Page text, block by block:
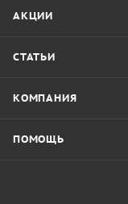
АКЦИИ
СТАТЬИ
КОМПАНИЯ
ПОМОЩЬ